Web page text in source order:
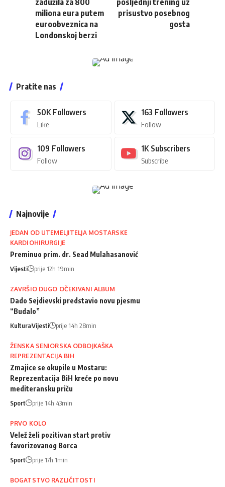
miliona eura putem
euroobveznica na
Londonskoj berzi
prisustvo posebnog
gosta
Pratite nas
50K Followers
Like
163 Followers
Follow
109 Followers
Follow
1K Subscribers
Subscribe
Najnovije
JEDAN OD UTEMELJITELJA MOSTARSKE
KARDIOHIRURGIJE
Preminuo prim. dr. Sead Mulahasanović
Vijesti prije 12h 19min
ZAVRŠIO DUGO OČEKIVANI ALBUM
Dado Sejdievski predstavio novu pjesmu
“Budalo”
KulturaVijesti prije 14h 28min
ŽENSKA SENIORSKA ODBOJKAŠKA
REPREZENTACIJA BIH
Zmajice se okupile u Mostaru:
Reprezentacija BiH kreće po novu
mediteransku priču
Sport prije 14h 43min
PRVO KOLO
Velež želi pozitivan start protiv
favorizovanog Borca
Sport prije 17h 1min
BOGATSTVO RAZLIČITOSTI